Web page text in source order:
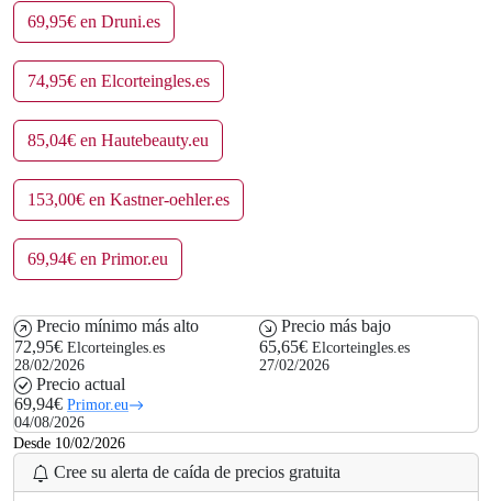
69,95€ en Druni.es
74,95€ en Elcorteingles.es
85,04€ en Hautebeauty.eu
153,00€ en Kastner-oehler.es
69,94€ en Primor.eu
Precio mínimo más alto
72,95€ Elcorteingles.es
28/02/2026
Precio más bajo
65,65€ Elcorteingles.es
27/02/2026
Precio actual
69,94€ Primor.eu
04/08/2026
Desde 10/02/2026
Cree su alerta de caída de precios gratuita